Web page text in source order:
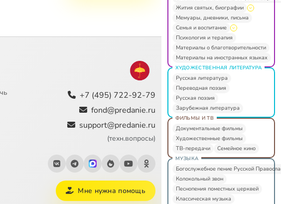
+7 (495) 722-92-79
fond@predanie.ru
support@predanie.ru
(техн.вопросы)
Мне нужна помощь
Жития святых, биографии
Мемуары, дневники, письма
Семья и воспитание
Психология и терапия
Материалы о благотворительности
Материалы на иностранных языках
ХУДОЖЕСТВЕННАЯ ЛИТЕРАТУРА
Русская литература
Переводная поэзия
Русская поэзия
Зарубежная литература
ФИЛЬМЫ И ТВ
Документальные фильмы
Художественные фильмы
ТВ-передачи
Семейное кино
МУЗЫКА
Богослужебное пение Русской
Колокольный звон
Песнопения поместных церквей
Классическая музыка